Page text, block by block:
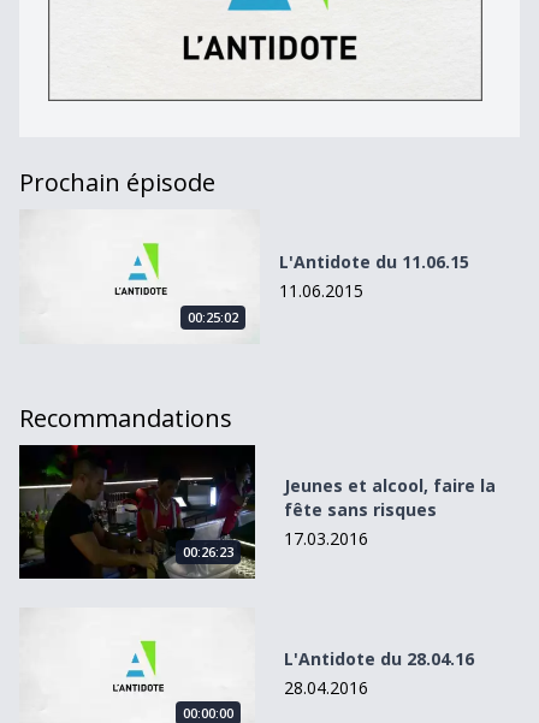
Prochain épisode
00:25:02
L'Antidote du 11.06.15
11.06.2015
Recommandations
Jeunes et alcool, faire la fête sans risques
00:26:23
Jeunes et alcool, faire la
fête sans risques
17.03.2016
00:00:00
L'Antidote du 28.04.16
28.04.2016